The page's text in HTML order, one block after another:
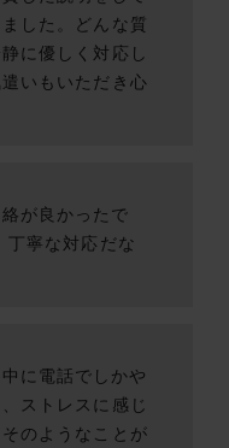
した。どんな質
に優しく対応し
いもいただき心
が良かったで
寧な対応だな
に電話でしかや
ストレスに感じ
のようなことが